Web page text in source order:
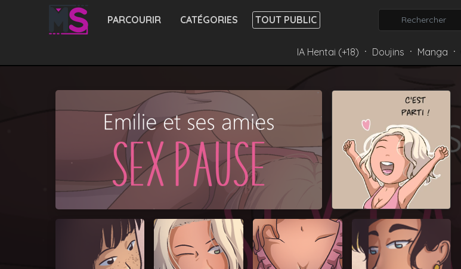
PARCOURIR CATÉGORIES TOUT PUBLIC
IA Hentai (+18) ⸱ Doujins ⸱ Manga ⸱